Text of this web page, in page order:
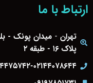
ارتباط با ما
تهران - میدان پونک -
پلاک ۱۶ - طبقه ۲
۰۲۱۴۴۴۷۵۷۴۲-۰۲۱۴۴۰۷۸۶۴۴ -